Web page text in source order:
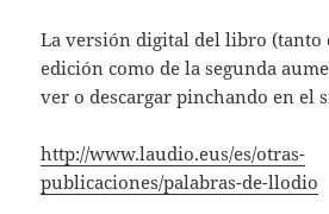
La versión digital del libro (tanto
edición como de la segunda
ver o descargar pinchando en el
http://www.laudio.eus/es/otras-
publicaciones/palabras-de-llodio